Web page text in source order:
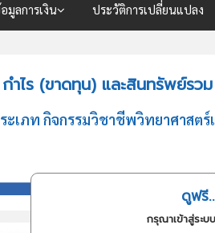
มูลการเงิน ประวัติการเปลี่ยนแปลง
กำไร (ขาดทุน) และสินทรัพย์ร
เภท กิจกรรมวิชาชีพวิทยาศาสต
ดูฟรี
กรุณาเข้าสู่ระ